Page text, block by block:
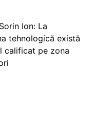
Ion: La
tehnologică există
calificat pe zona